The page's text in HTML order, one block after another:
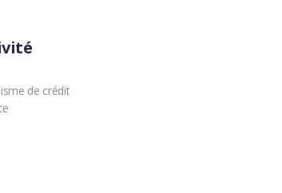
de crédit